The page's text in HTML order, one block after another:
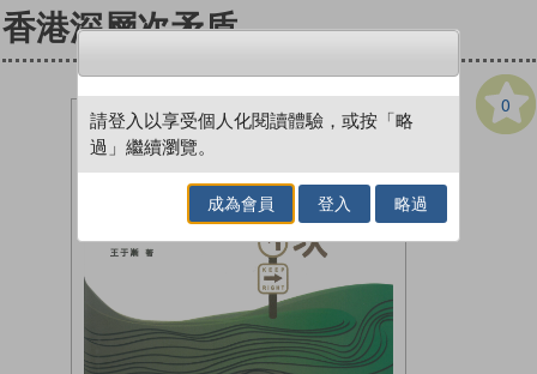
香港深層次矛盾
0
請登入以享受個人化閱讀體驗，或按「略
過」繼續瀏覽。
成為會員 登入 略過